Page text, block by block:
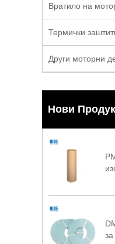
Вратило на
Термички
Други моторни
Нови